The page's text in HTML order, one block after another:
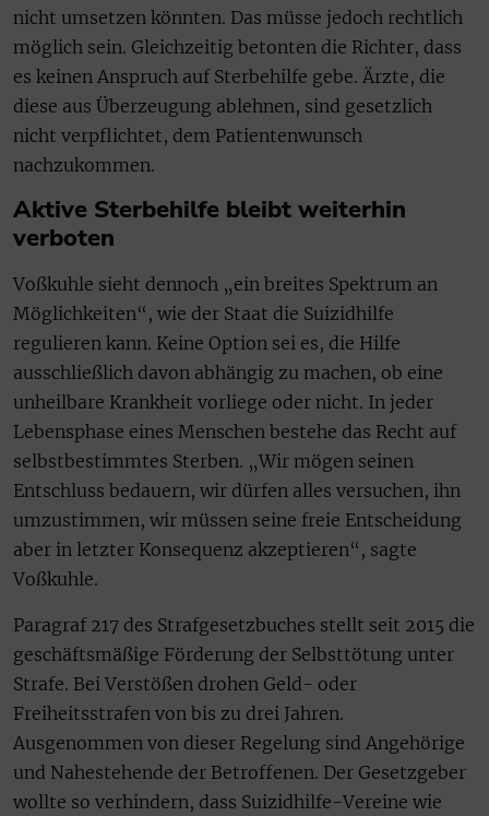
nicht umsetzen könnten. Das müsse jedoch rechtlich
möglich sein. Gleichzeitig betonten die Richter, dass
es keinen Anspruch auf Sterbehilfe gebe. Ärzte, die
diese aus Überzeugung ablehnen, sind gesetzlich
nicht verpflichtet, dem Patientenwunsch
nachzukommen.
Aktive Sterbehilfe bleibt weiterhin
verboten
Voßkuhle sieht dennoch „ein breites Spektrum an
Möglichkeiten“, wie der Staat die Suizidhilfe
regulieren kann. Keine Option sei es, die Hilfe
ausschließlich davon abhängig zu machen, ob eine
unheilbare Krankheit vorliege oder nicht. In jeder
Lebensphase eines Menschen bestehe das Recht auf
selbstbestimmtes Sterben. „Wir mögen seinen
Entschluss bedauern, wir dürfen alles versuchen, ihn
umzustimmen, wir müssen seine freie Entscheidung
aber in letzter Konsequenz akzeptieren“, sagte
Voßkuhle.
Paragraf 217 des Strafgesetzbuches stellt seit 2015 die
geschäftsmäßige Förderung der Selbsttötung unter
Strafe. Bei Verstößen drohen Geld- oder
Freiheitsstrafen von bis zu drei Jahren.
Ausgenommen von dieser Regelung sind Angehörige
und Nahestehende der Betroffenen. Der Gesetzgeber
wollte so verhindern, dass Suizidhilfe-Vereine wie